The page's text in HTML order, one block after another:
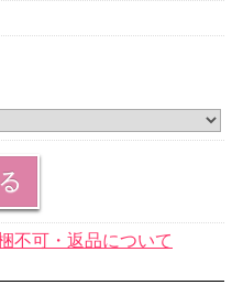
不可・返品について